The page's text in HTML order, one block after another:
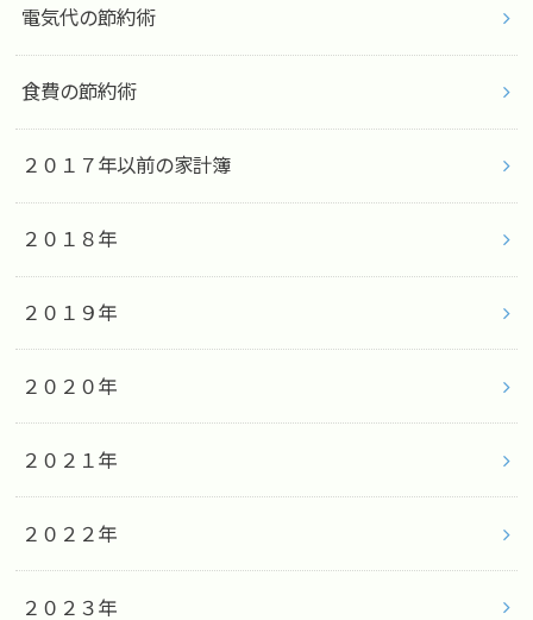
電気代の節約術
食費の節約術
２０１７年以前の家計簿
２０１８年
２０１９年
２０２０年
２０２１年
２０２２年
２０２３年